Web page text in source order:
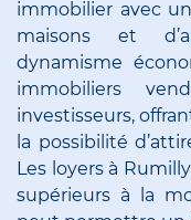
immobilier avec
maisons et
dynamisme
immobiliers
investisseurs,
la possibilité
Les loyers à
supérieurs à la